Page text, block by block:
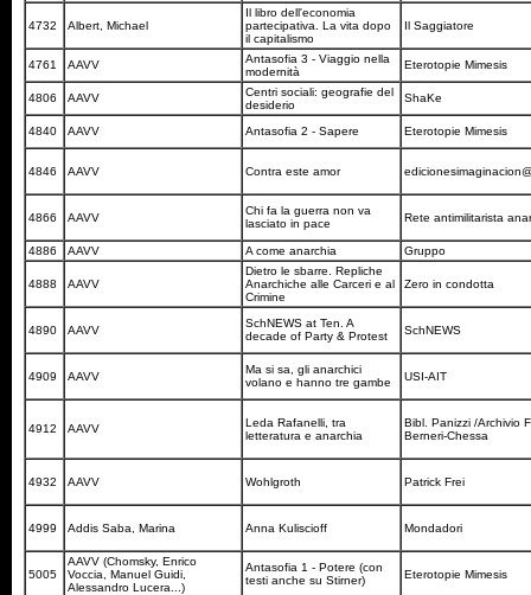
4732 Albert, Michael
Il libro dell'economia
partecipativa. La vita dopo
il capitalismo
Il Saggiatore
4761 AAVV
Antasofia 3 - Viaggio nella
modernità
Eterotopie Mimesis
4806 AAVV
Centri sociali: geografie del
desiderio
ShaKe
4840 AAVV Antasofia 2 - Sapere Eterotopie Mimesis
4846 AAVV Contra este amor
4866 AAVV
Chi fa la guerra non va
lasciato in pace
Rete antimilitarista
4886 AAVV A come anarchia Gruppo
4888 AAVV
Dietro le sbarre. Repliche
Anarchiche alle Carceri e al
Crimine
Zero in condotta
4890 AAVV
SchNEWS at Ten. A
decade of Party & Protest
SchNEWS
4909 AAVV
Ma si sa, gli anarchici
volano e hanno tre gambe
USI-AIT
4912 AAVV
Leda Rafanelli, tra
letteratura e anarchia
Bibl. Panizzi /Archivio
Berneri-Chessa
4932 AAVV Wohlgroth Patrick Frei
4999 Addis Saba, Marina Anna Kuliscioff Mondadori
5005
AAVV (Chomsky, Enrico
Voccia, Manuel Guidi,
Alessandro Lucera...)
Antasofia 1 - Potere (con
testi anche su Stirner)
Eterotopie Mimesis